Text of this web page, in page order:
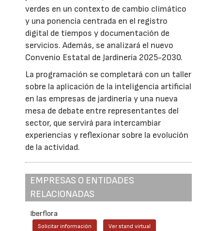
verdes en un contexto de cambio climático
y una ponencia centrada en el registro
digital de tiempos y documentación de
servicios. Además, se analizará el nuevo
Convenio Estatal de Jardinería 2025-2030.
La programación se completará con un taller
sobre la aplicación de la inteligencia artificial
en las empresas de jardinería y una nueva
mesa de debate entre representantes del
sector, que servirá para intercambiar
experiencias y reflexionar sobre la evolución
de la actividad.
EMPRESAS O ENTIDADES
RELACIONADAS
Iberflora
Solicitar información Ver stand virtual